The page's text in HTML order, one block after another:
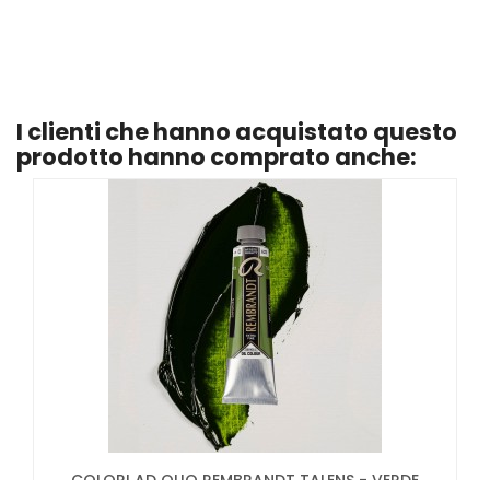
I clienti che hanno acquistato questo
prodotto hanno comprato anche: